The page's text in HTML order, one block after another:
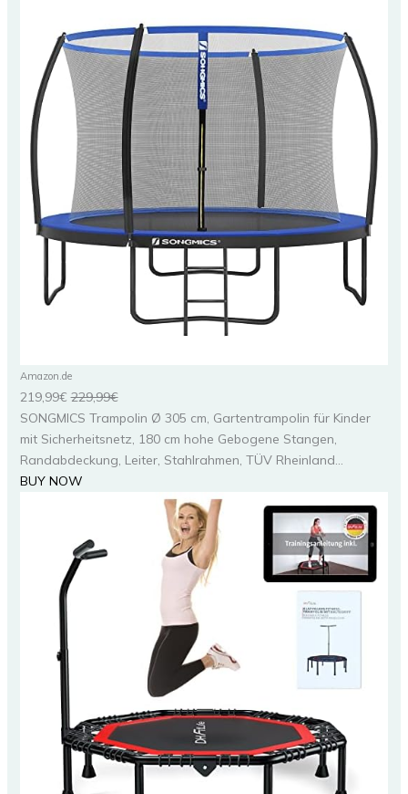
Amazon.de
219,99€229,99€
SONGMICS Trampolin Ø 305 cm, Gartentrampolin für Kinder
mit Sicherheitsnetz, 180 cm hohe Gebogene Stangen,
Randabdeckung, Leiter, Stahlrahmen, TÜV Rheinland...
BUY NOW